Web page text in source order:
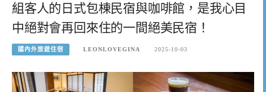
組客人的日式包棟民宿與咖啡館，是我心目
中絕對會再回來住的一間絕美民宿！
國內外旅遊住宿 LEONLOVEGINA 2025-10-03